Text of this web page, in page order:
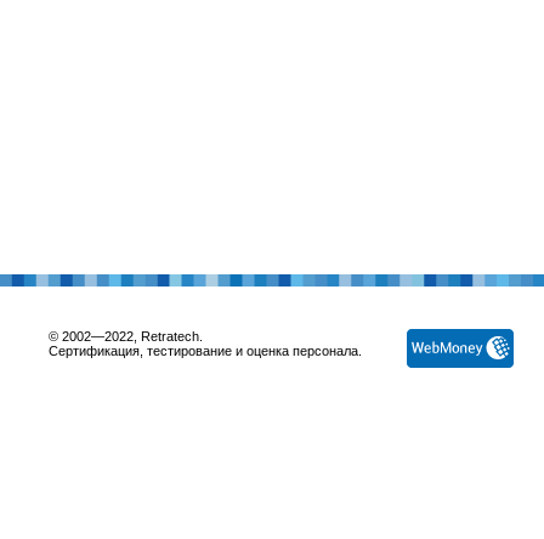
© 2002—2022, Retratech.
Сертификация, тестирование и оценка персонала.